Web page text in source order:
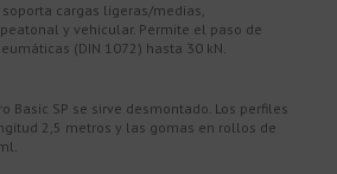
soporta cargas ligeras/medias,
y vehicular. Permite el paso de
(DIN 1072) hasta 30 kN.
Basic SP se sirve desmontado. Los perfiles
2,5 metros y las gomas en rollos de